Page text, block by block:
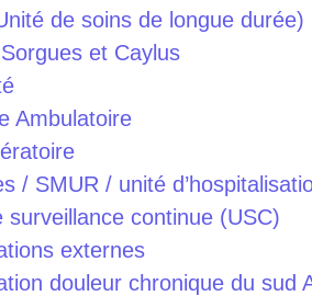
de soins de longue durée)
et Caylus
Ambulatoire
/ SMUR / unité
surveillance continue (USC)
externes
douleur chronique du sud